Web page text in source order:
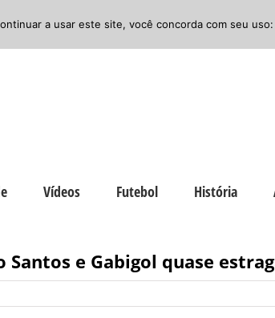
Vídeos Futebol História
e Gabigol quase
a usar este site, você concorda com seu uso: